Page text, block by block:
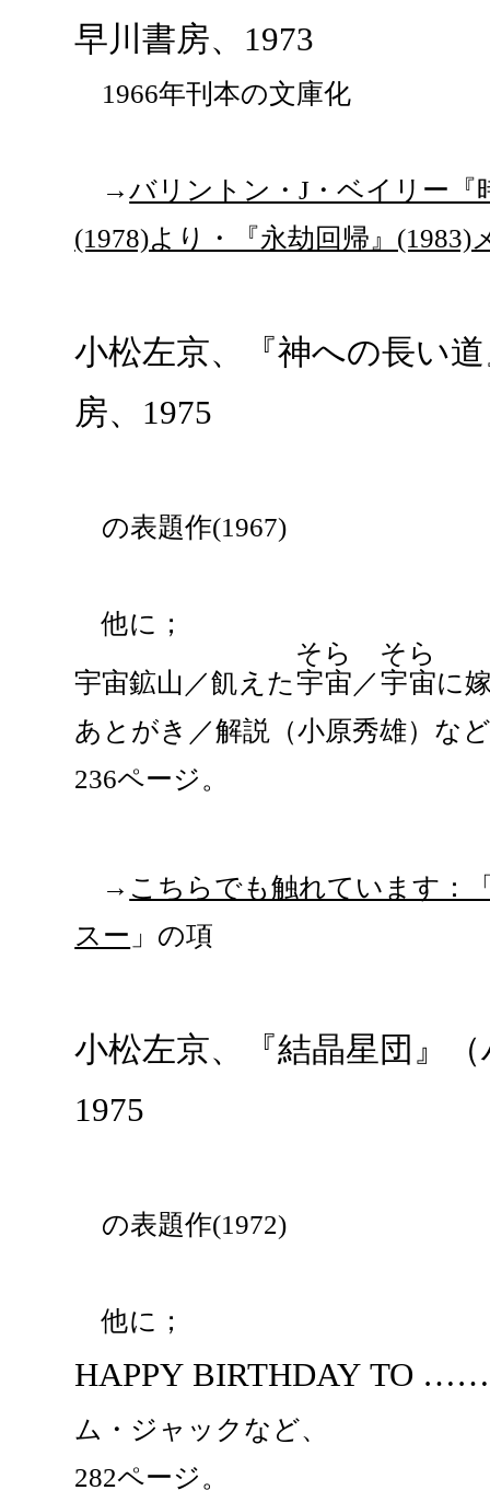
早川書房、1973
1966年刊本の文庫化
→バリントン・J・ベイリー『
(1978)より・『永劫回帰』(1983)
小松左京、『神への長い
房、1975
の表題作(1967)
他に；
宇宙鉱山／飢えた宇宙
そら
／宇宙
そら
に
あとがき／解説（小原秀雄）な
236ページ。
→ こちらでも触れています：
スー 」の項
小松左京、『結晶星団』
1975
の表題作(1972)
他に；
HAPPY BIRTHDAY TO ……
ム・ジャックなど、
282ページ。